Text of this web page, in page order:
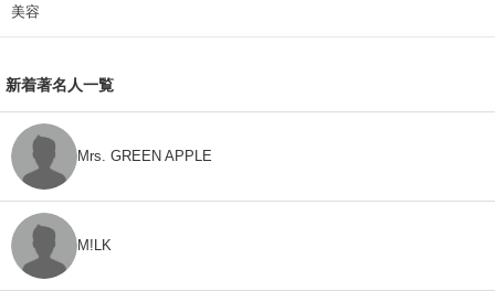
美容
新着著名人一覧
Mrs. GREEN APPLE
M!LK